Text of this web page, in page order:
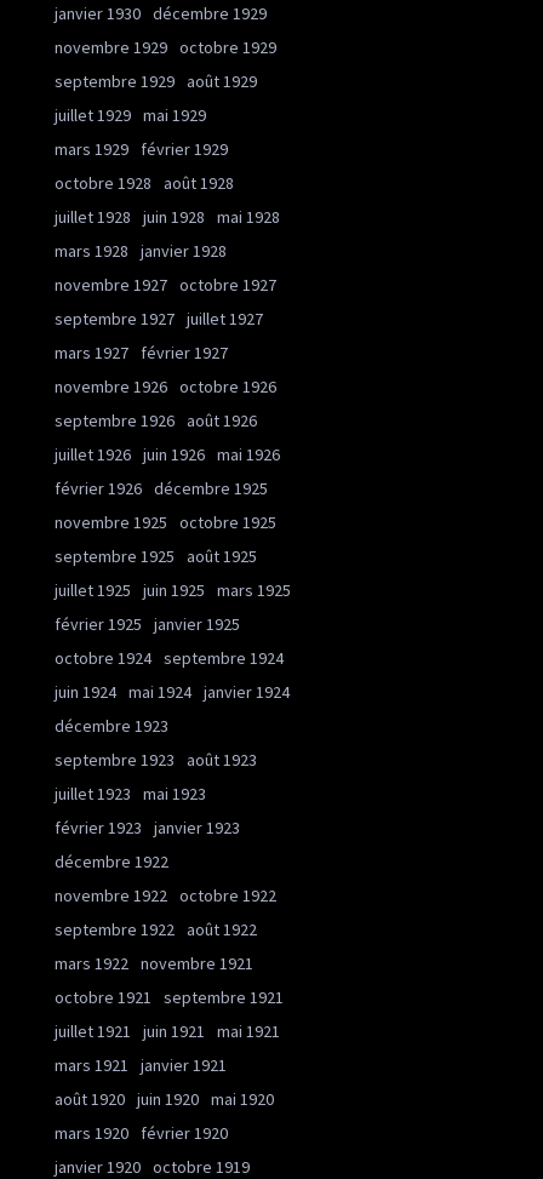
janvier 1930 décembre 1929
novembre 1929 octobre 1929
septembre 1929 août 1929
juillet 1929 mai 1929
mars 1929
février 1929
octobre 1928
août 1928
juillet 1928
juin 1928
mai 1928
mars 1928
janvier 1928
novembre 1927 octobre 1927
septembre 1927 juillet 1927
mars 1927
février 1927
novembre 1926 octobre 1926
septembre 1926 août 1926
juillet 1926 juin 1926 mai 1926
février 1926 décembre 1925
novembre 1925
octobre 1925
septembre 1925
août 1925
juillet 1925
juin 1925
mars 1925
février 1925
janvier 1925
octobre 1924 septembre 1924
juin 1924 mai 1924 janvier 1924
décembre 1923
septembre 1923
août 1923
juillet 1923
mai 1923
février 1923
janvier 1923
décembre 1922
novembre 1922 octobre 1922
septembre 1922 août 1922
mars 1922 novembre 1921
octobre 1921
septembre 1921
juillet 1921
juin 1921
mai 1921
mars 1921
janvier 1921
août 1920 juin 1920 mai 1920
mars 1920
février 1920
janvier 1920 octobre 1919